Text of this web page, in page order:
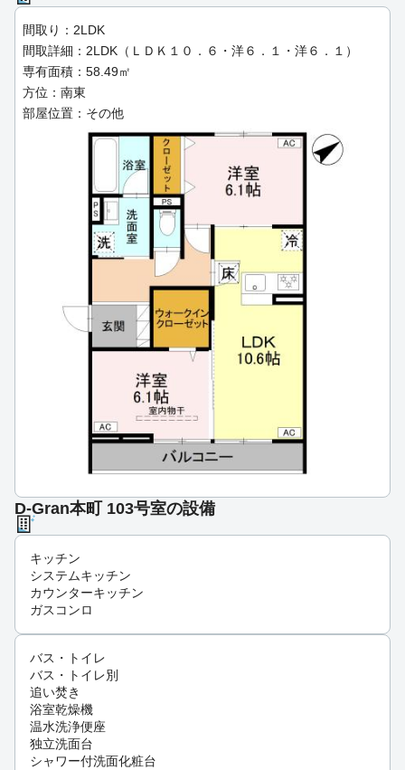
間取り：2LDK
間取詳細：2LDK（ＬＤＫ１０．６・洋６．１・洋６．１）
専有面積：58.49㎡
方位：南東
部屋位置：その他
D-Gran本町 103号室の設備
キッチン
システムキッチン
カウンターキッチン
ガスコンロ
バス・トイレ
バス・トイレ別
追い焚き
浴室乾燥機
温水洗浄便座
独立洗面台
シャワー付洗面化粧台